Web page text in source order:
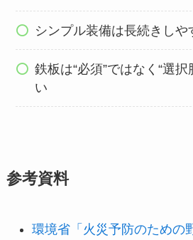
シンプル装備は長続きしや
鉄板は“必須”ではなく“選
い
参考資料
環境省「火災予防のための